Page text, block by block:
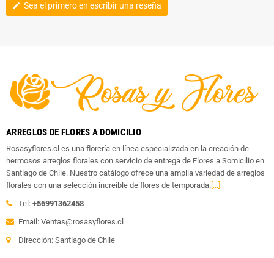
edit Sea el primero en escribir una reseña
ARREGLOS DE FLORES A DOMICILIO
Rosasyflores.cl es una florería en línea especializada en la creación de
hermosos arreglos florales con servicio de entrega de Flores a Somicilio en
Santiago de Chile. Nuestro catálogo ofrece una amplia variedad de arreglos
florales con una selección increíble de flores de temporada. [...]
Tel: +56991362458
Email: Ventas@rosasyflores.cl
Dirección: Santiago de Chile